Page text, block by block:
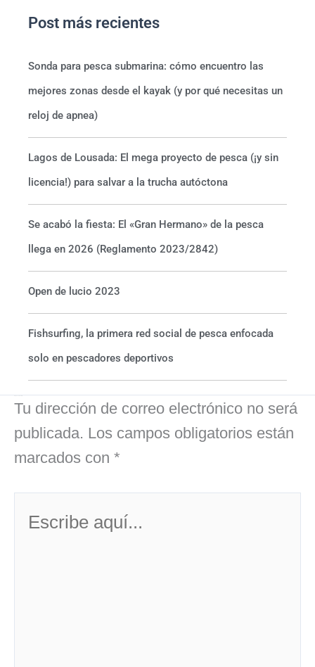
Post más recientes
Sonda para pesca submarina: cómo encuentro las
mejores zonas desde el kayak (y por qué necesitas un
reloj de apnea)
Lagos de Lousada: El mega proyecto de pesca (¡y sin
licencia!) para salvar a la trucha autóctona
Se acabó la fiesta: El «Gran Hermano» de la pesca
llega en 2026 (Reglamento 2023/2842)
Open de lucio 2023
Fishsurfing, la primera red social de pesca enfocada
solo en pescadores deportivos
Tu dirección de correo electrónico no será
publicada. Los campos obligatorios están
marcados con *
aquí...